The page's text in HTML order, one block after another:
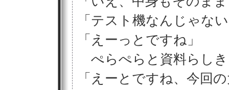
「テスト機なんじゃな
「えーっとですね」
ぺらぺらと資料らし
「えーとですね、今回